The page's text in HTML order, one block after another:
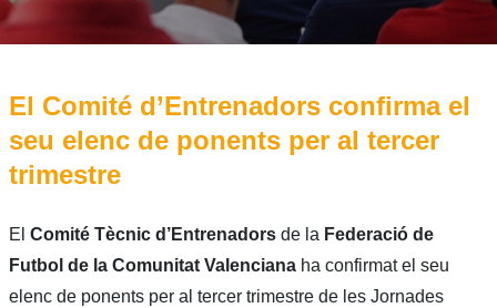
El Comité d’Entrenadors confirma el
seu elenc de ponents per al tercer
trimestre
El Comité Tècnic d’Entrenadors de la Federació de
Futbol de la Comunitat Valencianaha confirmat el seu
elenc de ponents per al tercer trimestre de les Jornades